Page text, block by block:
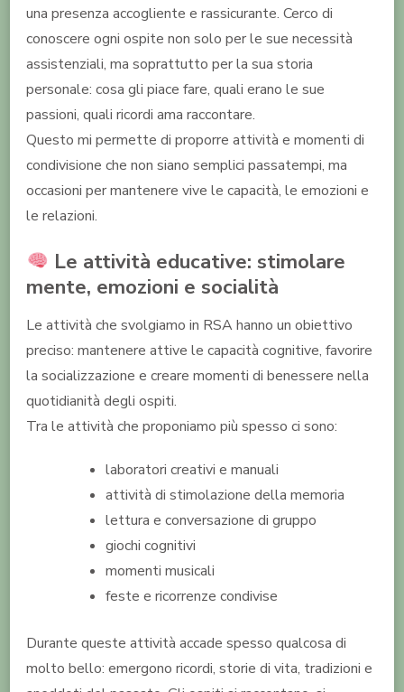
una presenza accogliente e rassicurante. Cerco di
conoscere ogni ospite non solo per le sue necessità
assistenziali, ma soprattutto per la sua storia
personale: cosa gli piace fare, quali erano le sue
passioni, quali ricordi ama raccontare.
Questo mi permette di proporre attività e momenti di
condivisione che non siano semplici passatempi, ma
occasioni per mantenere vive le capacità, le emozioni e
le relazioni.
Le attività educative: stimolare
mente, emozioni e socialità
Le attività che svolgiamo in RSA hanno un obiettivo
preciso: mantenere attive le capacità cognitive, favorire
la socializzazione e creare momenti di benessere nella
quotidianità degli ospiti.
Tra le attività che proponiamo più spesso ci sono:
laboratori creativi e manuali
attività di stimolazione della memoria
lettura e conversazione di gruppo
giochi cognitivi
momenti musicali
feste e ricorrenze condivise
Durante queste attività accade spesso qualcosa di
molto bello: emergono ricordi, storie di vita, tradizioni e